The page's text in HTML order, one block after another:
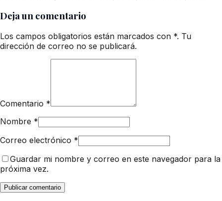
Deja un comentario
Los campos obligatorios están marcados con *. Tu
dirección de correo no se publicará.
Comentario *
Nombre *
Correo electrónico *
Guardar mi nombre y correo en este navegador para la
próxima vez.